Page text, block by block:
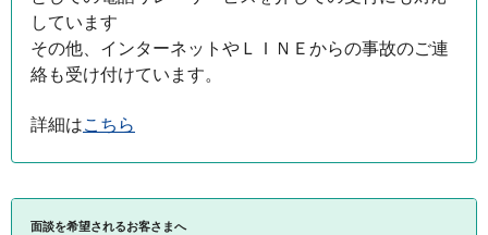
しています
その他、インターネットやＬＩＮＥからの事故のご連
絡も受け付けています。
詳細はこちら
面談を希望されるお客さまへ